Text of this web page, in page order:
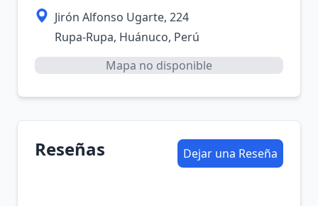
Jirón Alfonso Ugarte, 224
Rupa-Rupa, Huánuco, Perú
Mapa no disponible
Reseñas Dejar una Reseña